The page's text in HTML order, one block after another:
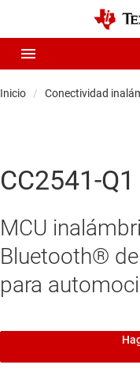
Inicio Conectividad
CC2541-Q1
MCU
Bluetooth®
para